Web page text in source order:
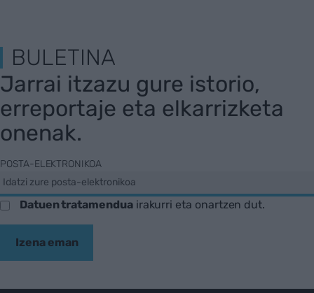
BULETINA
Jarrai itzazu gure istorio,
erreportaje eta elkarrizketa
onenak.
POSTA-ELEKTRONIKOA
Datuen tratamenduairakurri eta onartzen dut.
Izena eman